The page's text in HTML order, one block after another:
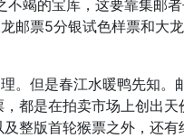
竭的宝库，这要靠集邮
邮票5分银试色样票和大
。但是春江水暖鸭先知。
都是在拍卖市场上创出天
整版首轮猴票之外，还有